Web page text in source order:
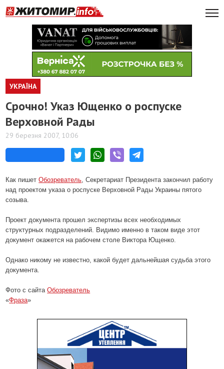
УКРАЇНА
Срочно! Указ Ющенко о роспуске
Верховной Рады
29 березня 2007, 10:06
Как пишетОбозреватель, Секретариат Президента закончил работу
над проектом указа о роспуске Верховной Рады Украины пятого
созыва.
Проект документа прошел экспертизы всех необходимых
структурных подразделений. Видимо именно в таком виде этот
документ окажется на рабочем столе Виктора Ющенко.
Однако никому не известно, какой будет дальнейшая судьба этого
документа.
Фото с сайтаОбозреватель
«Фраза»